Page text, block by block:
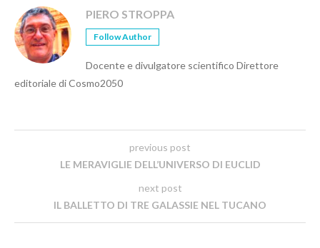
PIERO STROPPA
Follow Author
Docente e divulgatore scientifico Direttore
editoriale di Cosmo2050
previous post
LE MERAVIGLIE DELL’UNIVERSO DI EUCLID
next post
IL BALLETTO DI TRE GALASSIE NEL TUCANO